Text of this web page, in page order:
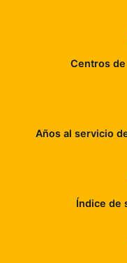
Centros
Años al servicio
Índice de